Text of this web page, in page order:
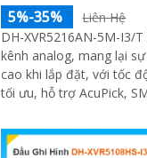
5%-35%
Liên Hệ
DH-XVR5216AN-5M-I3/
kênh analog, mang lại
cao khi lắp đặt, với tốc
tối ưu, hỗ trợ AcuPick,
minh đến 24 kênh, đầu
2 ổ cứng 16 TB, chuẩn